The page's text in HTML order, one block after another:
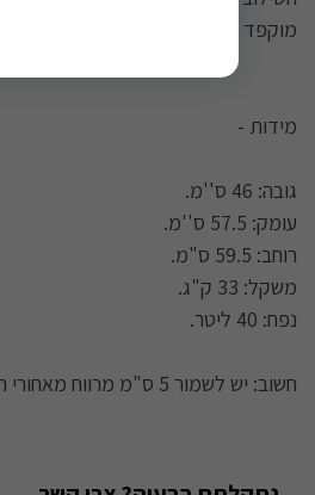
מוקפד - להעלאת רמת האלגנטיות
מידות -
גובה: 46 ס''מ.
עומק: 57.5 ס''מ.
רוחב: 59.5 ס"מ.
משקל: 33 ק"ג.
נפח: 40 ליטר.
חשוב: יש לשמור 5 ס"מ מרווח מאחורי המקרר ומכל צד.